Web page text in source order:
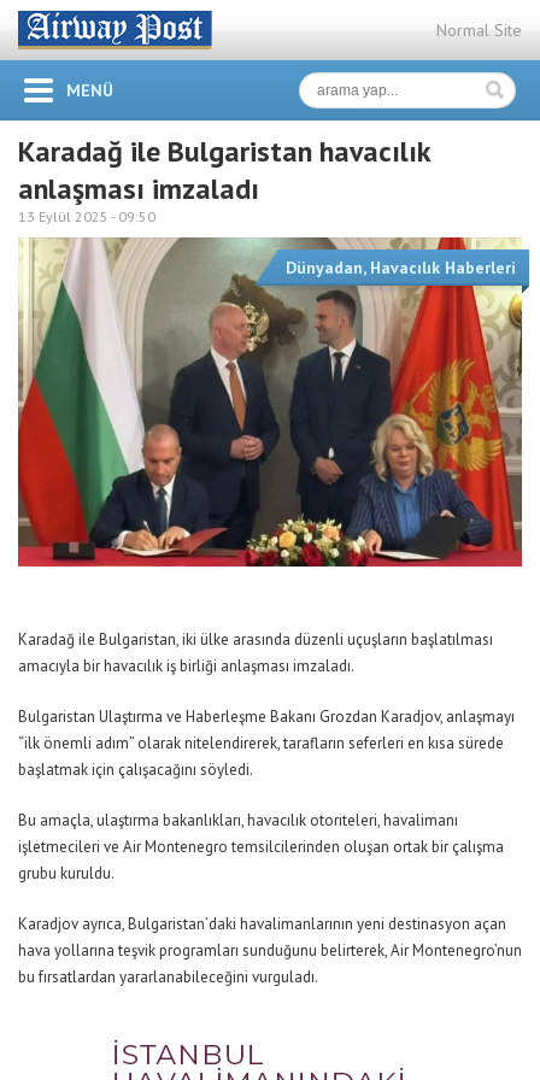
Normal Site
MENÜ
Karadağ ile Bulgaristan havacılık
anlaşması imzaladı
13 Eylül 2025 - 09:50
Dünyadan, Havacılık Haberleri
Karadağ ile Bulgaristan, iki ülke arasında düzenli uçuşların başlatılması
amacıyla bir havacılık iş birliği anlaşması imzaladı.
Bulgaristan Ulaştırma ve Haberleşme Bakanı Grozdan Karadjov, anlaşmayı
“ilk önemli adım” olarak nitelendirerek, tarafların seferleri en kısa sürede
başlatmak için çalışacağını söyledi.
Bu amaçla, ulaştırma bakanlıkları, havacılık otoriteleri, havalimanı
işletmecileri ve Air Montenegro temsilcilerinden oluşan ortak bir çalışma
grubu kuruldu.
Karadjov ayrıca, Bulgaristan’daki havalimanlarının yeni destinasyon açan
hava yollarına teşvik programları sunduğunu belirterek, Air Montenegro’nun
bu fırsatlardan yararlanabileceğini vurguladı.